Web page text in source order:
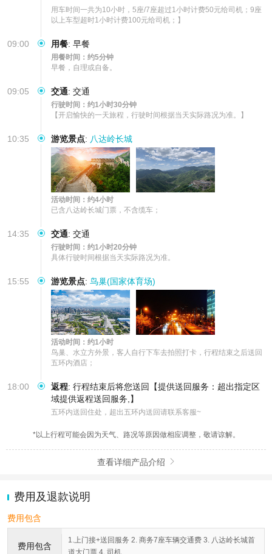
用车时间一共为10小时，5座/7座超过1小时计费50元给司机；9座
以上车型超时1小时计费100元给司机；】
09:00 用餐: 早餐
用餐时间：约5分钟
早餐，自理或自备。
09:05 交通: 交通
行驶时间：约1小时30分钟
【开启愉快的一天旅程，行驶时间根据当天实际路况为准。】
10:35 游览景点: 八达岭长城
活动时间：约4小时
已含八达岭长城门票，不含缆车；
14:35 交通: 交通
行驶时间：约1小时20分钟
具体行驶时间根据当天实际路况为准。
15:55 游览景点: 鸟巢(国家体育场)
活动时间：约1小时
鸟巢、水立方外景，客人自行下车去拍照打卡，行程结束之后送回
五环内酒店；
18:00 返程: 行程结束后将您送回【提供送回服务：超出指定区
域提供返程送回服务,】
五环内送回住处，超出五环内送回请联系客服~
*以上行程可能会因为天气、路况等原因做相应调整，敬请谅解。
查看详细产品介绍 
费用及退款说明
费用包含
费用包含
1.上门接+送回服务 2. 商务7座车辆交通费 3. 八达岭长城首